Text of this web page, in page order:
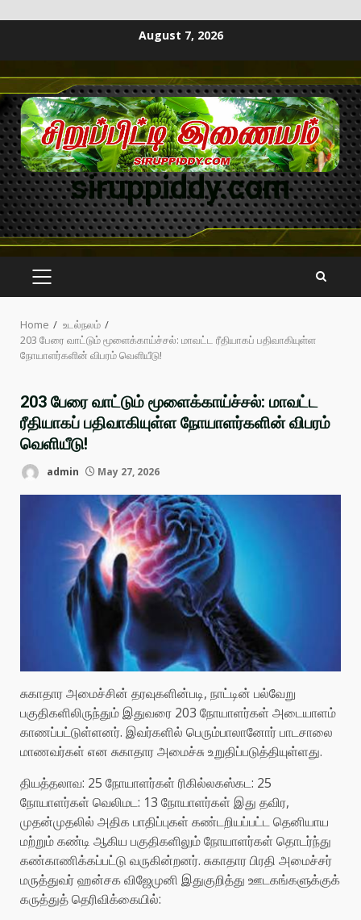
August 7, 2026
siruppiddy.com
Home
உடல்நலம்
203 பேரை வாட்டும் மூளைக்காய்ச்சல்: மாவட்ட ரீதியாகப் பதிவாகியுள்ள
நோயாளர்களின் விபரம் வெளியீடு!
203 பேரை வாட்டும் மூளைக்காய்ச்சல்: மாவட்ட
ரீதியாகப் பதிவாகியுள்ள நோயாளர்களின் விபரம்
வெளியீடு!
admin May 27, 2026
சுகாதார அமைச்சின் தரவுகளின்படி, நாட்டின் பல்வேறு
பகுதிகளிலிருந்தும் இதுவரை 203 நோயாளர்கள் அடையாளம்
காணப்பட்டுள்ளனர். இவர்களில் பெரும்பாலானோர் பாடசாலை
மாணவர்கள் என சுகாதார அமைச்சு உறுதிப்படுத்தியுள்ளது.
தியத்தலாவ: 25 நோயாளர்கள் ரிகில்லகஸ்கட: 25
நோயாளர்கள் வெலிமட: 13 நோயாளர்கள் இது தவிர,
முதன்முதலில் அதிக பாதிப்புகள் கண்டறியப்பட்ட தெனியாய
மற்றும் கண்டி ஆகிய பகுதிகளிலும் நோயாளர்கள் தொடர்ந்து
கண்காணிக்கப்பட்டு வருகின்றனர். சுகாதார பிரதி அமைச்சர்
மருத்துவர் ஹன்சக விஜேமுனி இதுகுறித்து ஊடகங்களுக்குக்
கருத்துத் தெரிவிக்கையில்: